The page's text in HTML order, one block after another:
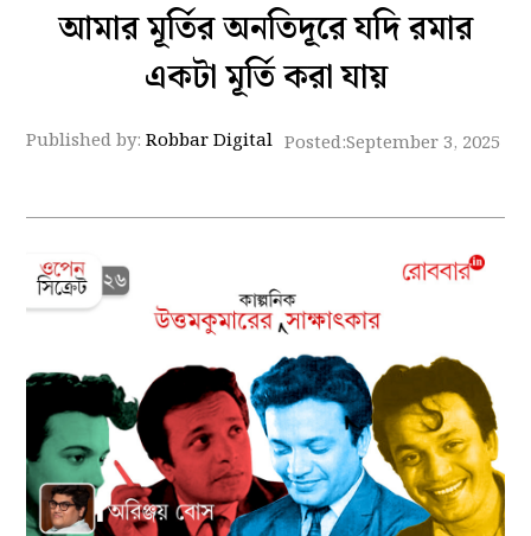
আমার মূর্তির অনতিদূরে যদি রমার
একটা মূর্তি করা যায়
Published by:Robbar Digital Posted:September 3, 2025